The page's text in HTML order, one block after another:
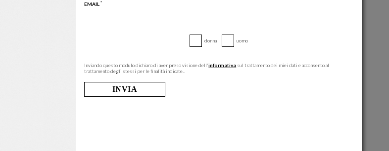
EMAIL*
donna uomo
Inviando questo modulo dichiaro di aver preso visione dell'informativa sul trattamento dei miei dati e acconsento al
trattamento degli stessi per le finalità indicate..
INVIA